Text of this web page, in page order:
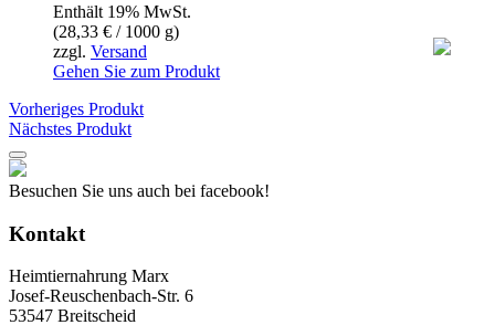
Enthält 19% MwSt.
(28,33 € / 1000 g)
zzgl. Versand
Gehen Sie zum Produkt
Vorheriges Produkt
Nächstes Produkt
Besuchen Sie uns auch bei facebook!
Kontakt
Heimtiernahrung Marx
Josef-Reuschenbach-Str. 6
53547 Breitscheid